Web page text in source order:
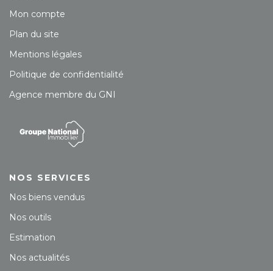
Mon compte
Plan du site
Mentions légales
Politique de confidentialité
Agence membre du GNI
NOS SERVICES
Nos biens vendus
Nos outils
Estimation
Nos actualités